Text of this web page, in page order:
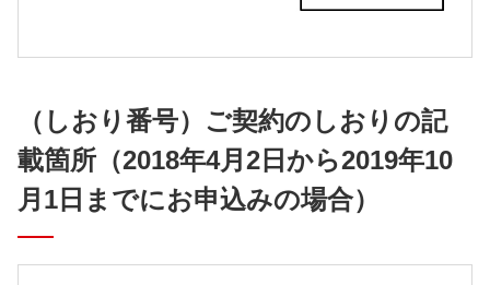
（しおり番号）ご契約のしおりの記
載箇所 （2018年4月2日から2019年10
月1日までにお申込みの場合）